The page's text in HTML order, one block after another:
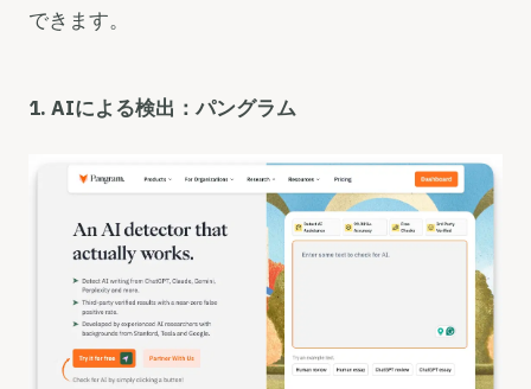
できます。
1. AIによる検出：パングラム